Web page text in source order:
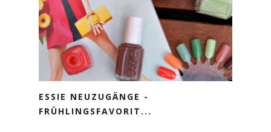
ESSIE NEUZUGÄNGE -
FRÜHLINGSFAVORIT...